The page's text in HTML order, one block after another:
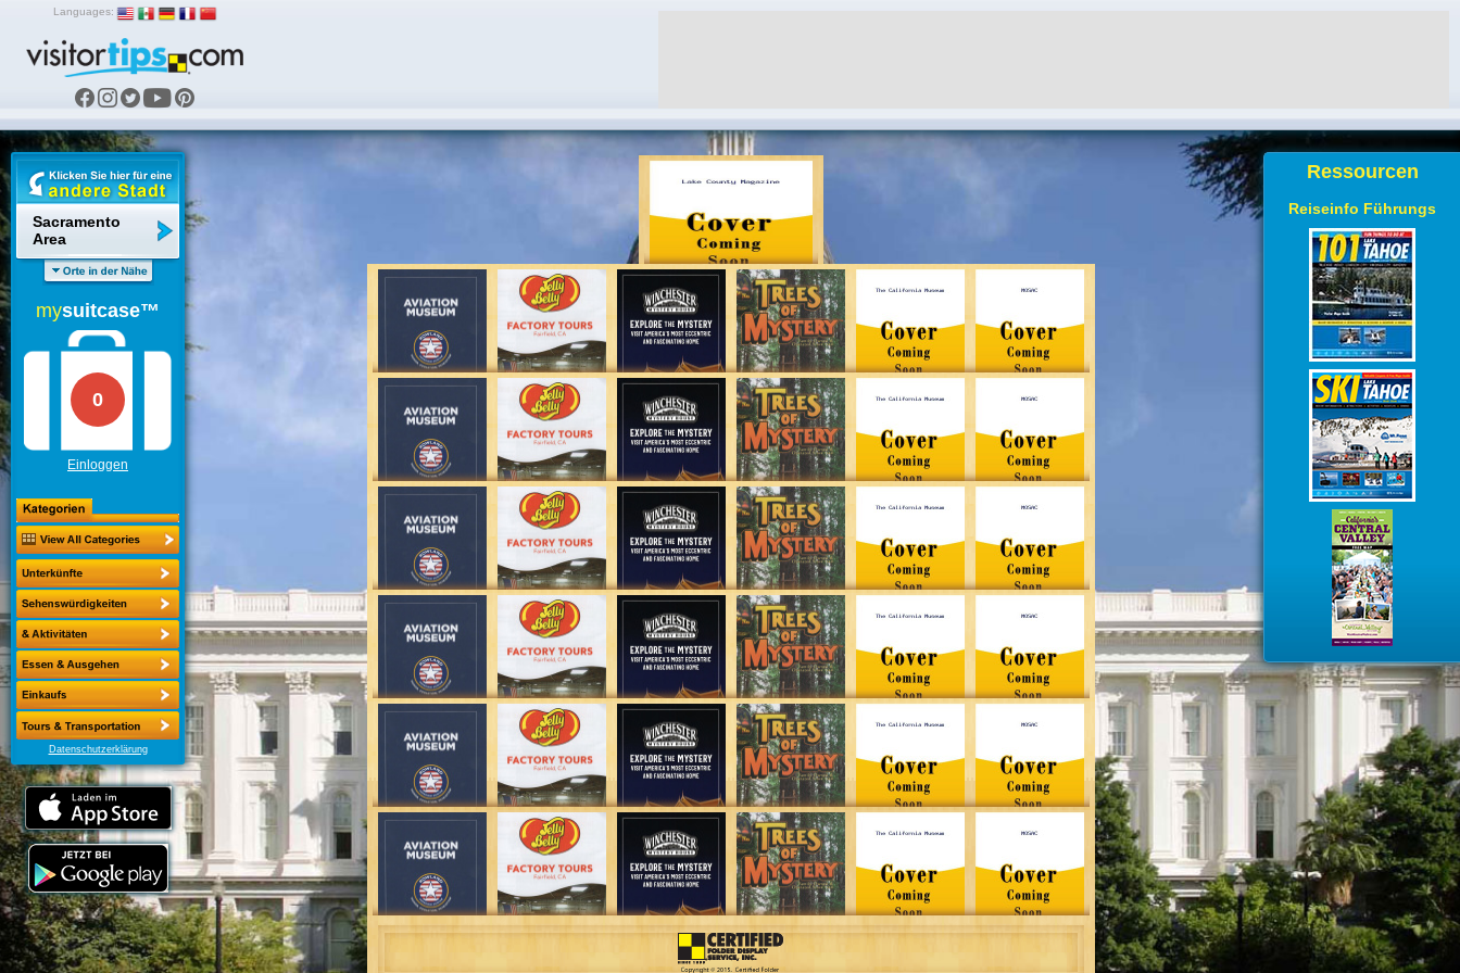
Languages:
Sacramento
Area
mysuitcase™
0
Einloggen
Datenschutzerklärung
Ressourcen
Reiseinfo Führungs